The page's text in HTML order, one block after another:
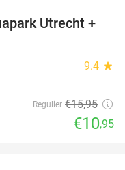
31%
Utrecht +
9.4 star
Regulier €15,95
€10,95